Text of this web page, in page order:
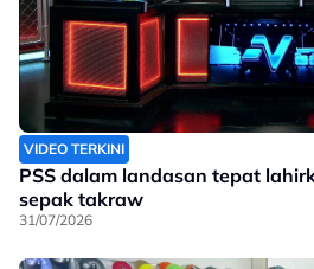
VIDEO TERKINI
PSS dalam landasan tepat
sepak takraw
31/07/2026